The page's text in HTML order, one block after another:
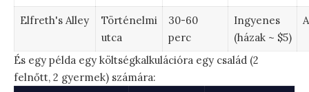
Elfreth's Alley
Történelmi
utca
30-60
perc
Ingyenes
(házak ~ $5)
És egy példa egy költségkalkulációra egy család (2
felnőtt, 2 gyermek) számára: